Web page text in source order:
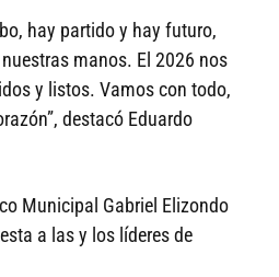
hay partido y hay futuro,
manos. El 2026 nos
y listos. Vamos con todo,
destacó Eduardo
Municipal Gabriel Elizondo
a las y los líderes de